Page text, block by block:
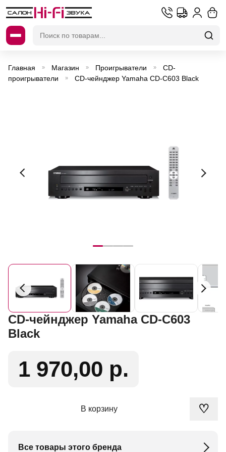
Главная » Магазин » Проигрыватели »
CD-
проигрыватели
» CD-чейнджер Yamaha CD-C603 Black
CD-чейнджер Yamaha CD-C603
Black
1 970,00 р.
В корзину ♡
Все товары этого бренда